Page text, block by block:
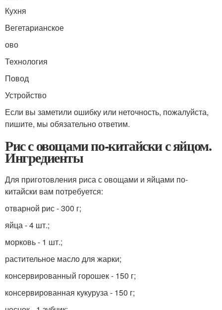
Кухня
Вегетарианское
ово
Технология
Повод
Устройство
Если вы заметили ошибку или неточность, пожалуйста,
пишите, мы обязательно ответим.
Рис с овощами по-китайски с яйцом.
Ингредиенты
Для приготовления риса с овощами и яйцами по-
китайски вам потребуется:
отварной рис - 300 г;
яйца - 4 шт.;
морковь - 1 шт.;
растительное масло для жарки;
консервированный горошек - 150 г;
консервированная кукуруза - 150 г;